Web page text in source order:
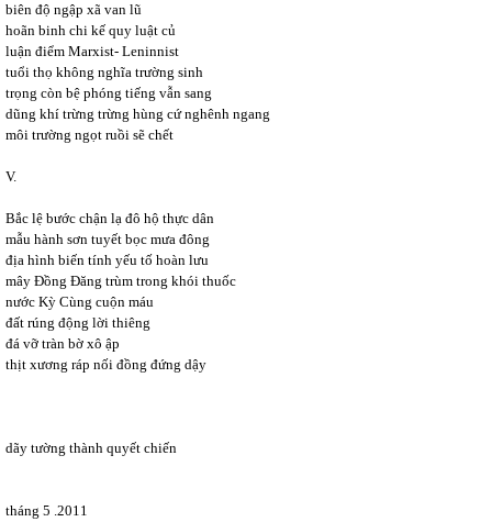
biên độ ngập xã van lũ
hoãn binh chi kế quy luật củ
luận điểm Marxist- Leninnist
tuổi thọ không nghĩa trường sinh
trọng còn bệ phóng tiếng vẫn sang
dũng khí trừng trừng hùng cứ nghênh ngang
môi trường ngọt ruồi sẽ chết
V.
Bắc lệ bước chận lạ đô hộ thực dân
mẫu hành sơn tuyết bọc mưa đông
địa hình biến tính yếu tố hoàn lưu
mây Đồng Đăng trùm trong khói thuốc
nước Kỳ Cùng cuộn máu
đất rúng động lời thiêng
đá vỡ tràn bờ xô ập
thịt xương ráp nối đồng đứng dậy
dãy tường thành quyết chiến
tháng 5 .2011